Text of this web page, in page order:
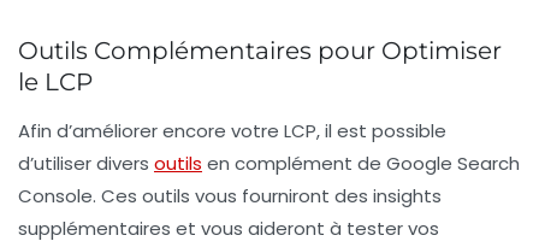
Outils Complémentaires pour Optimiser
le LCP
Afin d’améliorer encore votre LCP, il est possible
d’utiliser divers outils en complément de Google Search
Console. Ces outils vous fourniront des insights
supplémentaires et vous aideront à tester vos